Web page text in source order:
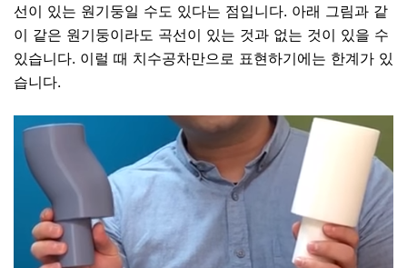
선이 있는 원기둥일 수도 있다는 점입니다. 아래 그림과 같
이 같은 원기둥이라도 곡선이 있는 것과 없는 것이 있을 수
있습니다. 이럴 때 치수공차만으로 표현하기에는 한계가 있
습니다.